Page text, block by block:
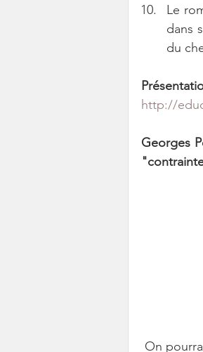
Le
dans
du
http://
Georges
On